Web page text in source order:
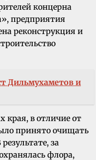
концерна
предприятия
реконструкция и
Дильмухаметов и
края, в отличие от
принято очищать
за
флора,